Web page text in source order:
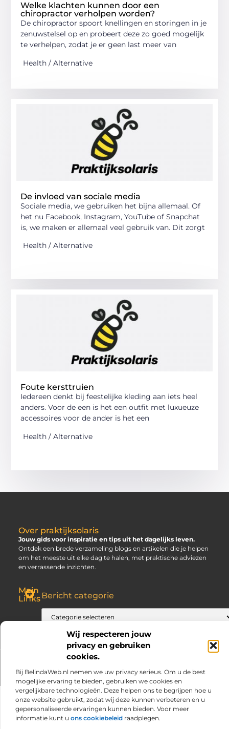
Wij respecteren jouw
privacy en gebruiken
cookies.
Bij BelindaWeb.nl nemen we uw privacy serieus. Om u de best
mogelijke ervaring te bieden, gebruiken we cookies en
vergelijkbare technologieën. Deze helpen ons te begrijpen hoe u
onze website gebruikt, zodat wij deze kunnen verbeteren en u
gepersonaliseerde ervaringen kunnen bieden. Voor meer
informatie kunt u ons cookiebeleid raadplegen.
Welke klachten kunnen door een
chiropractor verholpen worden?
De chiropractor spoort knellingen en storingen in je
zenuwstelsel op en probeert deze zo goed mogelijk
te verhelpen, zodat je er geen last meer van
Health / Alternative
De invloed van sociale media
Sociale media, we gebruiken het bijna allemaal. Of
het nu Facebook, Instagram, YouTube of Snapchat
is, we maken er allemaal veel gebruik van. Dit zorgt
Health / Alternative
Foute kersttruien
Iedereen denkt bij feestelijke kleding aan iets heel
anders. Voor de een is het een outfit met luxueuze
accessoires voor de ander is het een
Health / Alternative
Over praktijksolaris
Jouw gids voor inspiratie en tips uit het dagelijks leven.
Ontdek een brede verzameling blogs en artikelen die je helpen
om het meeste uit elke dag te halen, met praktische adviezen
en verrassende inzichten.
Main
LinksBericht categorie